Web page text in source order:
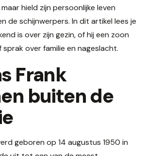
hield zijn persoonlijke leven
de schijnwerpers. In dit artikel lees je
is over zijn gezin, of hij een zoon
sprak over familie en nageslacht.
Frank
buiten de
geboren op 14 augustus 1950 in